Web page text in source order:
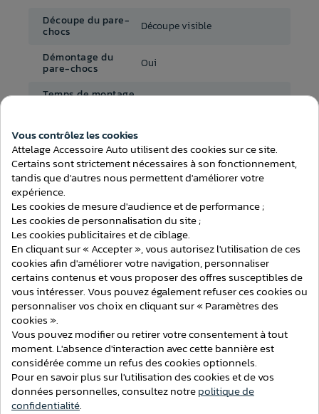
Découpe du pare-
chocs Découpe visible
Démontage du
pare-chocs Oui
Temps de montage - de 3h
Faisceau inclus faisceau
ATTELAGES
Vous contrôlez les cookies
Attelage Accessoire Auto utilisent des cookies sur ce site.
Certains sont strictement nécessaires à son fonctionnement,
tandis que d'autres nous permettent d'améliorer votre
expérience.
Les cookies de mesure d'audience et de performance ;
Les cookies de personnalisation du site ;
Les cookies publicitaires et de ciblage.
En cliquant sur « Accepter », vous autorisez l'utilisation de ces
cookies afin d'améliorer votre navigation, personnaliser
certains contenus et vous proposer des offres susceptibles de
vous intéresser. Vous pouvez également refuser ces cookies ou
personnaliser vos choix en cliquant sur « Paramètres des
cookies ».
Vous pouvez modifier ou retirer votre consentement à tout
moment. L'absence d'interaction avec cette bannière est
considérée comme un refus des cookies optionnels.
Pour en savoir plus sur l'utilisation des cookies et de vos
données personnelles, consultez notrepolitique de
confidentialité.